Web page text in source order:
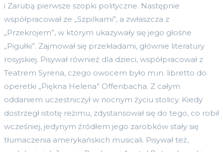
i Zarubą pierwsze szopki polityczne. Następnie
współpracował ze „Szpilkami”, a zwłaszcza z
„Przekrojem”, w którym ukazywały się jego głośne
„Pigułki”. Zajmował się przekładami, głównie literatury
rosyjskiej. Pisywał również dla dzieci, współpracował z
Teatrem Syrena, czego owocem było m.in. libretto do
operetki „Piękna Helena” Offenbacha. Z całym
oddaniem uczestniczył w nocnym życiu stolicy. Kiedy
dostrzegł istotę reżimu, zdystansował się do tego, co robił
wcześniej, jedynym źródłem jego zarobków stały się
tłumaczenia amerykańskich musicali. Pisywał też,